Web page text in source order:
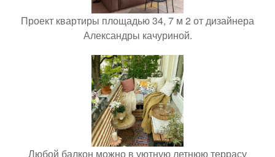
Проект квартиры площадью 34, 7 м 2 от дизайнера
Александры качуриной.
Любой балкон можно в уютную летнюю террасу